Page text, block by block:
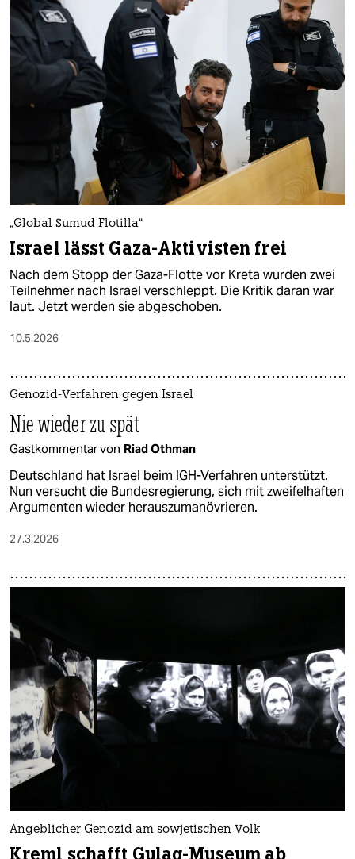
„Global Sumud Flotilla“
Israel lässt Gaza-Aktivisten frei
Nach dem Stopp der Gaza-Flotte vor Kreta wurden zwei
Teilnehmer nach Israel verschleppt. Die Kritik daran war
laut. Jetzt werden sie abgeschoben.
10.5.2026
Genozid-Verfahren gegen Israel
Nie wieder zu spät
Gastkommentar von Riad Othman
Deutschland hat Israel beim IGH-Verfahren unterstützt.
Nun versucht die Bundesregierung, sich mit zweifelhaften
Argumenten wieder herauszumanövrieren.
27.3.2026
Angeblicher Genozid am sowjetischen Volk